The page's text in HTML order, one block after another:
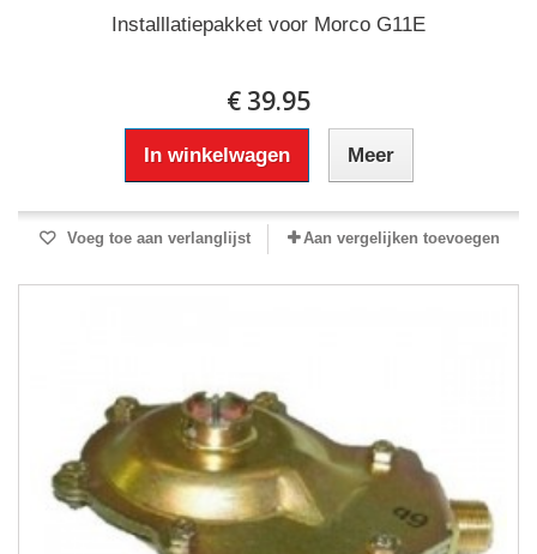
Installlatiepakket voor Morco G11E
€ 39.95
In winkelwagen Meer
Voeg toe aan verlanglijst Aan vergelijken toevoegen